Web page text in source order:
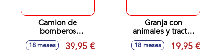
Camion de
bomberos
Bluey.Incluye figura
de Bingo y de
18 meses 39,95 €
Granja con
animales y tractor
con luces y sonidos
42x18x16cm -
18 meses 19,95 €